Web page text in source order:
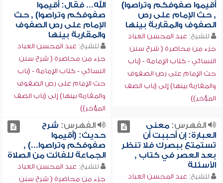
أقيموا صفوفكم وتراصوا)
, حث الإمام على رص
الصفوف والمقاربة بينها
للشيخ: عبد المحسن العباد
جزء من محاضرة ( شرح سنن
النسائي - كتاب الإمامة - (باب
حث الإمام على رص الصفوف
والمقاربة بينها) إلى (باب الصف
المؤخر))
الله... فقال: أقيموا
صفوفكم وتراصوا) , حث
الإمام على رص الصفوف
والمقاربة بينها
للشيخ: عبد المحسن العباد
جزء من محاضرة ( شرح سنن
النسائي - كتاب الإمامة - (باب
حث الإمام على رص الصفوف
والمقاربة بينها) إلى (باب الصف
المؤخر))
الفهرس:معنى
العبارة: إن أحببت أن
تستمتع ببصرك فلا تنظر
بعد العصر في كتاب ,
الأسئلة
للشيخ: عبد المحسن العباد
الفهرس: شرح
حديث: (أقيموا
صفوفكم وتراصوا...) ,
الجماعة للفائت من الصلاة
للشيخ: عبد المحسن العباد
جزء من محاضرة ( شرح سنن